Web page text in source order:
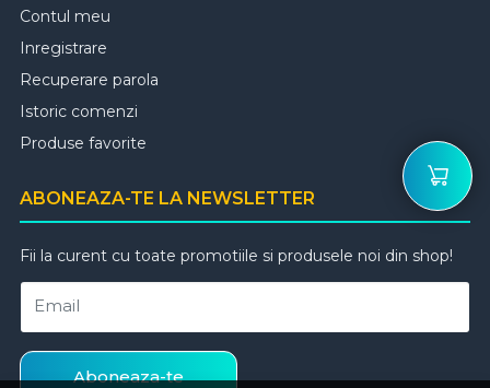
Contul meu
Inregistrare
Recuperare parola
Istoric comenzi
Produse favorite
ABONEAZA-TE LA NEWSLETTER
Fii la curent cu toate promotiile si produsele noi din shop!
Email
Aboneaza-te